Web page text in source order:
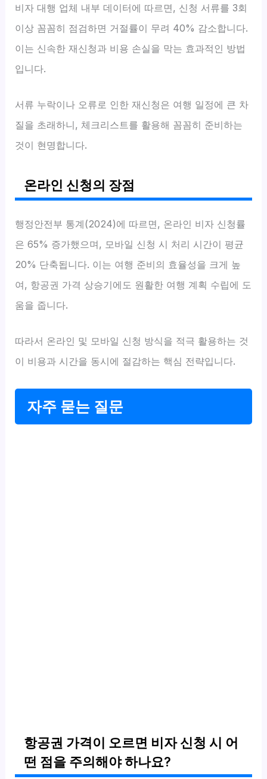
비자 대행 업체 내부 데이터에 따르면, 신청 서류를 3회
이상 꼼꼼히 점검하면 거절률이 무려 40% 감소합니다.
이는 신속한 재신청과 비용 손실을 막는 효과적인 방법
입니다.
서류 누락이나 오류로 인한 재신청은 여행 일정에 큰 차
질을 초래하니, 체크리스트를 활용해 꼼꼼히 준비하는
것이 현명합니다.
온라인 신청의 장점
행정안전부 통계(2024)에 따르면, 온라인 비자 신청률
은 65% 증가했으며, 모바일 신청 시 처리 시간이 평균
20% 단축됩니다. 이는 여행 준비의 효율성을 크게 높
여, 항공권 가격 상승기에도 원활한 여행 계획 수립에 도
움을 줍니다.
따라서 온라인 및 모바일 신청 방식을 적극 활용하는 것
이 비용과 시간을 동시에 절감하는 핵심 전략입니다.
자주 묻는 질문
항공권 가격이 오르면 비자 신청 시 어
떤 점을 주의해야 하나요?